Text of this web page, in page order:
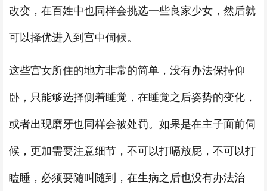
改变，在百姓中也同样会挑选一些良家少女，然后就
可以择优进入到宫中伺候。
这些宫女所住的地方非常的简单，没有办法保持仰
卧，只能够选择侧着睡觉，在睡觉之后姿势的变化，
或者出现磨牙也同样会被处罚。如果是在主子面前伺
候，更加需要注意细节，不可以打嗝放屁，不可以打
瞌睡，必须要随叫随到，在生病之后也没有办法治